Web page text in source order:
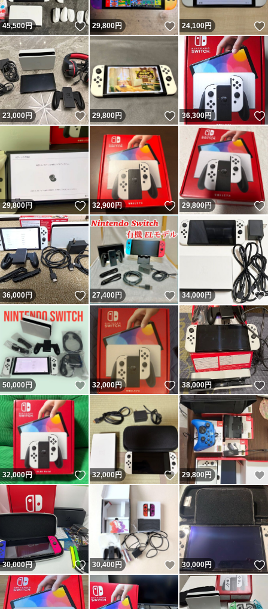
45,500円 いいね！
29,800円 いいね！
24,100円
23,000円 いいね！
29,800円 いいね！
36,300円
29,800円 いいね！
32,900円 いいね！
29,800円
36,000円 いいね！
27,400円 いいね！
34,000円
50,000円 いいね！
32,000円 いいね！
38,000円
32,000円 いいね！
32,000円 いいね！
29,800 円
30,000円 いいね！
30,400円 いいね！
30,000円